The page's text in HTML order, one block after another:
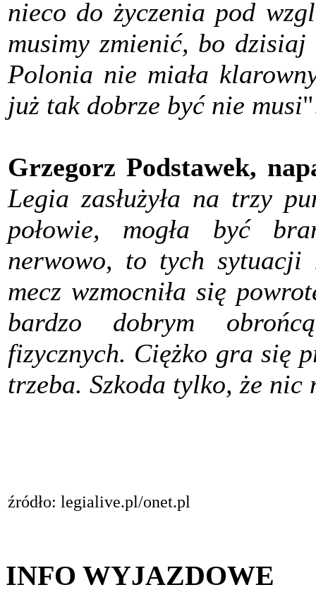
nieco do życzenia pod
musimy zmienić, bo
Polonia nie miała
już tak dobrze być nie musi
Grzegorz Podstawek,
Legia zasłużyła na trzy
połowie, mogła być
nerwowo, to tych sytuacji
mecz wzmocniła się
bardzo dobrym
fizycznych. Ciężko gra się
trzeba. Szkoda tylko, że nic
źródło: legialive.pl/onet.pl
INFO WYJAZDOWE